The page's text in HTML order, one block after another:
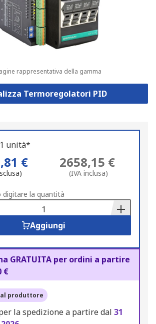
rappresentativa della gamma
Termoregolatori PID
unità*
€ 2658,15 €
(IVA inclusa)
digitare la quantità
Aggiungi
GRATUITA per ordini a partire
€
produttore
la spedizione a partire dal 31